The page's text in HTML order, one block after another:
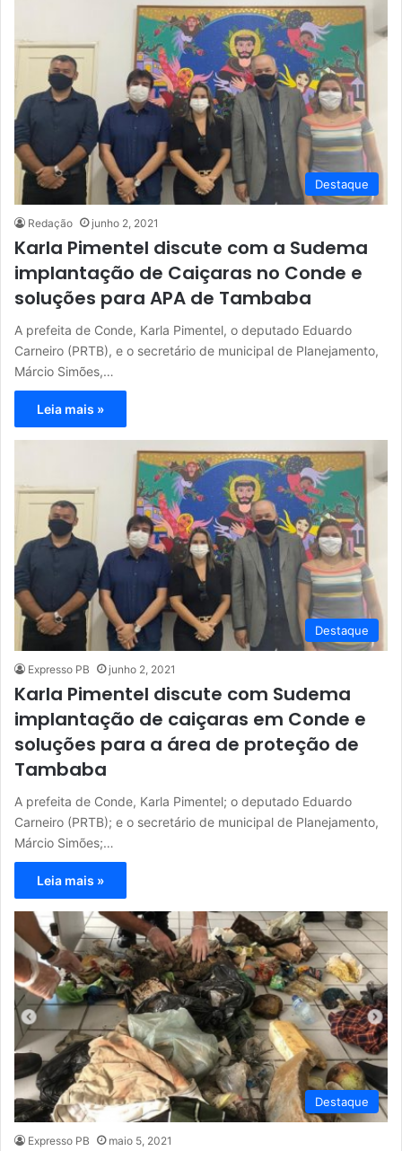
Destaque
Redação junho 2, 2021
Karla Pimentel discute com a Sudema
implantação de Caiçaras no Conde e
soluções para APA de Tambaba
A prefeita de Conde, Karla Pimentel, o deputado Eduardo
Carneiro (PRTB), e o secretário de municipal de Planejamento,
Márcio Simões,…
Leia mais »
Destaque
Expresso PB junho 2, 2021
Karla Pimentel discute com Sudema
implantação de caiçaras em Conde e
soluções para a área de proteção de
Tambaba
A prefeita de Conde, Karla Pimentel; o deputado Eduardo
Carneiro (PRTB); e o secretário de municipal de Planejamento,
Márcio Simões;…
Leia mais »
Destaque
Expresso PB maio 5, 2021